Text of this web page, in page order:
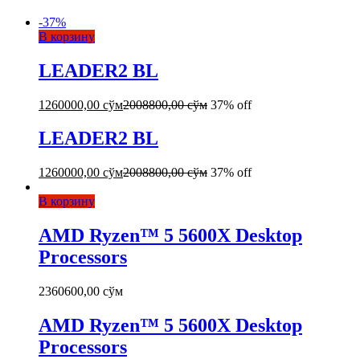
-37%
В корзину
LEADER2 BL
1260000,00 сўм2008800,00сўм 37% off
LEADER2 BL
1260000,00 сўм2008800,00сўм 37% off
В корзину
AMD Ryzen™ 5 5600X Desktop
Processors
2360600,00 сўм
AMD Ryzen™ 5 5600X Desktop
Processors